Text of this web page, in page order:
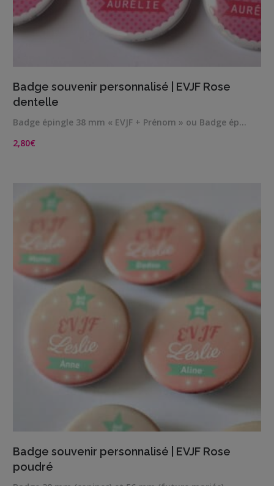
Badge souvenir personnalisé | EVJF Rose
dentelle
Badge épingle 38 mm « EVJF + Prénom » ou Badge ép…
2,80€
Badge souvenir personnalisé | EVJF Rose
poudré